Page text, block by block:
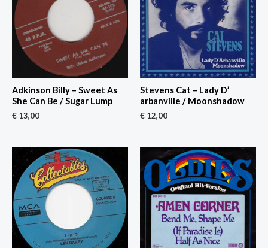
Adkinson Billy – Sweet As
She Can Be / Sugar Lump
€ 13,00
Stevens Cat – Lady D’
arbanville / Moonshadow
€ 12,00